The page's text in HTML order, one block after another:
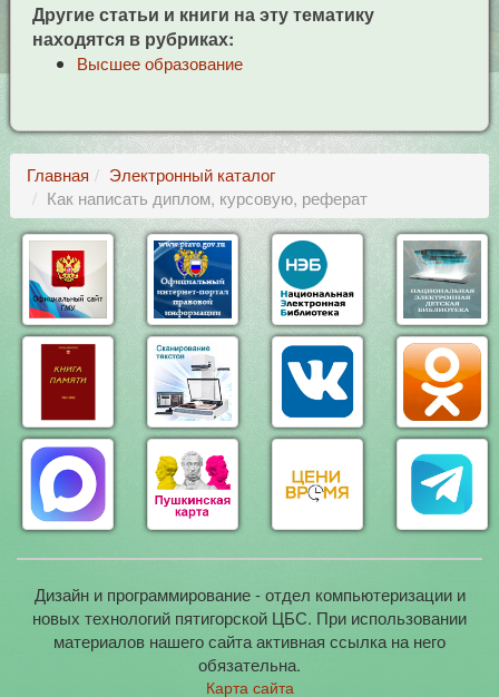
Другие статьи и книги на эту тематику
находятся в рубриках:
Высшее образование
Главная
Электронный каталог
Как написать диплом, курсовую, реферат
Дизайн и программирование - отдел компьютеризации и
новых технологий пятигорской ЦБС. При использовании
материалов нашего сайта активная ссылка на него
обязательна.
Карта сайта